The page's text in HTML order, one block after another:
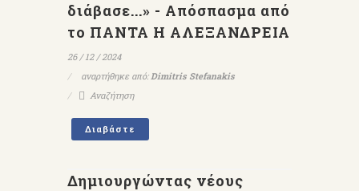
διάβασε...» - Απόσπασμα από
το ΠΑΝΤΑ Η ΑΛΕΞΑΝΔΡΕΙΑ
26 / 12 / 2024
αναρτήθηκε από:Dimitris Stefanakis
Αναζήτηση
Διαβάστε
Δημιουργώντας νέους